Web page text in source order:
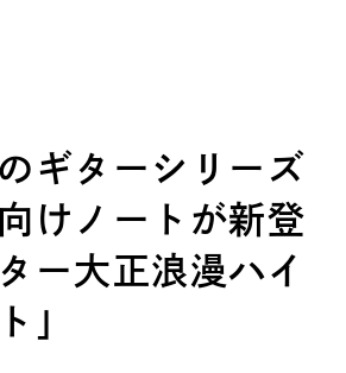
ギターシリーズ
けノートが新登
ー大正浪漫ハイ
」